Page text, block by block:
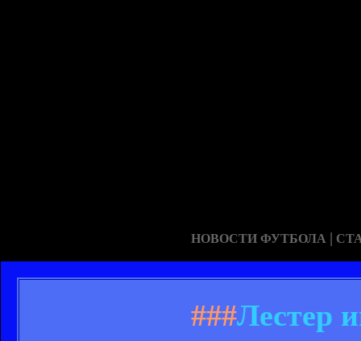
НОВОСТИ ФУТБОЛА |
###Лестер